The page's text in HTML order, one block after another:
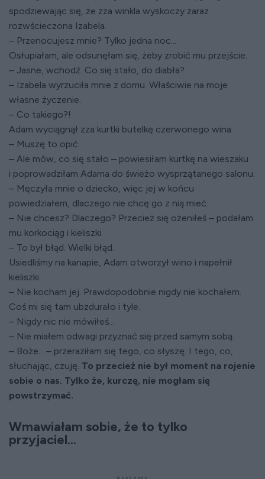
spodziewając się, że zza winkla wyskoczy zaraz
rozwścieczona Izabela.
– Przenocujesz mnie? Tylko jedna noc...
Osłupiałam, ale odsunęłam się, żeby zrobić mu przejście.
– Jasne, wchodź. Co się stało, do diabła?
– Izabela wyrzuciła mnie z domu. Właściwie na moje
własne życzenie.
– Co takiego?!
Adam wyciągnął zza kurtki butelkę czerwonego wina.
– Muszę to opić.
– Ale mów, co się stało – powiesiłam kurtkę na wieszaku
i poprowadziłam Adama do świeżo wysprzątanego salonu.
– Męczyła mnie o dziecko, więc jej w końcu
powiedziałem, dlaczego nie chcę go z nią mieć...
– Nie chcesz? Dlaczego? Przecież się ożeniłeś – podałam
mu korkociąg i kieliszki.
– To był błąd. Wielki błąd.
Usiedliśmy na kanapie, Adam otworzył wino i napełnił
kieliszki.
– Nie kocham jej. Prawdopodobnie nigdy nie kochałem.
Coś mi się tam ubzdurało i tyle.
– Nigdy nic nie mówiłeś...
– Nie miałem odwagi przyznać się przed samym sobą.
– Boże... – przeraziłam się tego, co słyszę. I tego, co,
słuchając, czuję. To przecież nie był moment na rojenie
sobie o nas. Tylko że, kurczę, nie mogłam się
powstrzymać.
Wmawiałam sobie, że to tylko
przyjaciel...